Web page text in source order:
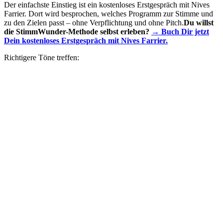
Der einfachste Einstieg ist ein kostenloses Erstgespräch mit Nives
Farrier. Dort wird besprochen, welches Programm zur Stimme und
zu den Zielen passt – ohne Verpflichtung und ohne Pitch.Du willst
die StimmWunder-Methode selbst erleben? → Buch Dir jetzt
Dein kostenloses Erstgespräch mit Nives Farrier.
Richtigere Töne treffen: